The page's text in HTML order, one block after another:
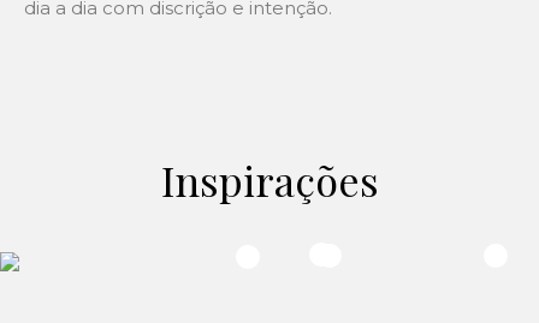
dia a dia com discrição e intenção.
Inspirações